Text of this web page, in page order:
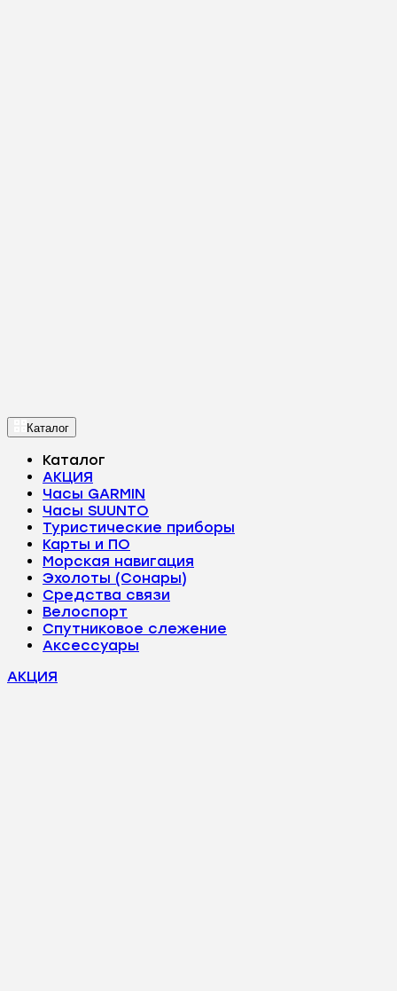
Каталог
Каталог
АКЦИЯ
Часы GARMIN
Часы SUUNTO
Туристические приборы
Карты и ПО
Морская навигация
Эхолоты (Сонары)
Средства связи
Велоспорт
Спутниковое слежение
Аксессуары
АКЦИЯ